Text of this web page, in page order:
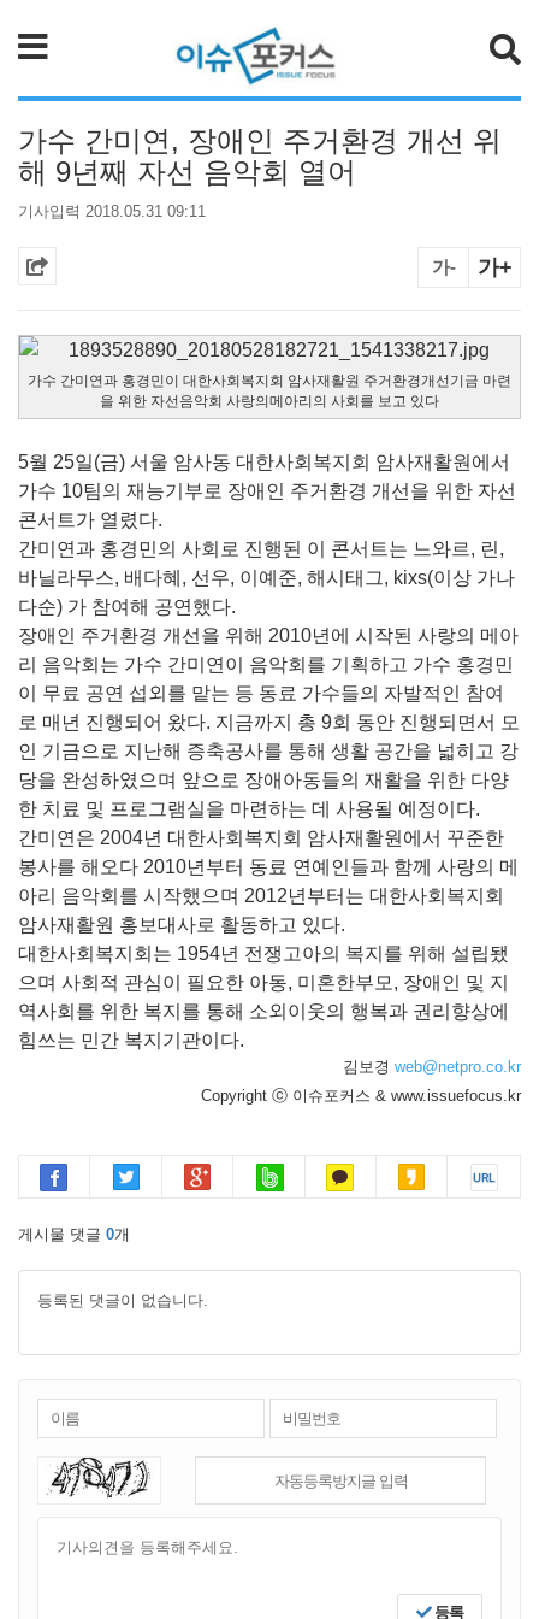
가수 간미연, 장애인 주거환경 개선 위
해 9년째 자선 음악회 열어
기사입력 2018.05.31 09:11
가- 가+
가수 간미연과 홍경민이 대한사회복지회 암사재활원 주거환경개선기금 마련
을 위한 자선음악회 사랑의메아리의 사회를 보고 있다
5월 25일(금) 서울 암사동 대한사회복지회 암사재활원에서
가수 10팀의 재능기부로 장애인 주거환경 개선을 위한 자선
콘서트가 열렸다.
간미연과 홍경민의 사회로 진행된 이 콘서트는 느와르, 린,
바닐라무스, 배다혜, 선우, 이예준, 해시태그, kixs(이상 가나
다순) 가 참여해 공연했다.
장애인 주거환경 개선을 위해 2010년에 시작된 사랑의 메아
리 음악회는 가수 간미연이 음악회를 기획하고 가수 홍경민
이 무료 공연 섭외를 맡는 등 동료 가수들의 자발적인 참여
로 매년 진행되어 왔다. 지금까지 총 9회 동안 진행되면서 모
인 기금으로 지난해 증축공사를 통해 생활 공간을 넓히고 강
당을 완성하였으며 앞으로 장애아동들의 재활을 위한 다양
한 치료 및 프로그램실을 마련하는 데 사용될 예정이다.
간미연은 2004년 대한사회복지회 암사재활원에서 꾸준한
봉사를 해오다 2010년부터 동료 연예인들과 함께 사랑의 메
아리 음악회를 시작했으며 2012년부터는 대한사회복지회
암사재활원 홍보대사로 활동하고 있다.
대한사회복지회는 1954년 전쟁고아의 복지를 위해 설립됐
으며 사회적 관심이 필요한 아동, 미혼한부모, 장애인 및 지
역사회를 위한 복지를 통해 소외이웃의 행복과 권리향상에
힘쓰는 민간 복지기관이다.
김보경 web@netpro.co.kr
Copyright ⓒ 이슈포커스 & www.issuefocus.kr
게시물 댓글 0개
등록된 댓글이 없습니다.
등록